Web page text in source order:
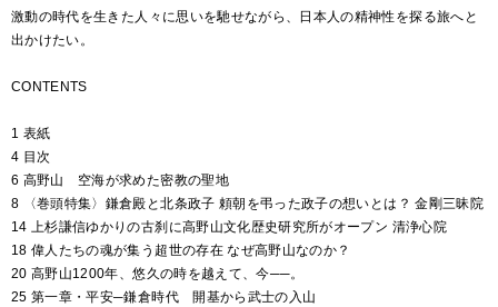
激動の時代を生きた人々に思いを馳せながら、日本人の精神性を探る旅へと
出かけたい。
CONTENTS
1 表紙
4 目次
6 高野山 空海が求めた密教の聖地
8 〈巻頭特集〉鎌倉殿と北条政子 頼朝を弔った政子の想いとは？ 金剛三昧院
14 上杉謙信ゆかりの古刹に高野山文化歴史研究所がオープン 清浄心院
18 偉人たちの魂が集う超世の存在 なぜ高野山なのか？
20 高野山1200年、悠久の時を越えて、今──。
25 第一章・平安─鎌倉時代 開基から武士の入山